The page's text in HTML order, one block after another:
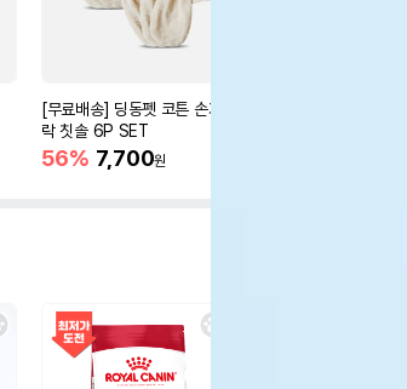
[무료배송] 딩동펫 코튼 손가
락 칫솔 6P SET
56% 7,700원